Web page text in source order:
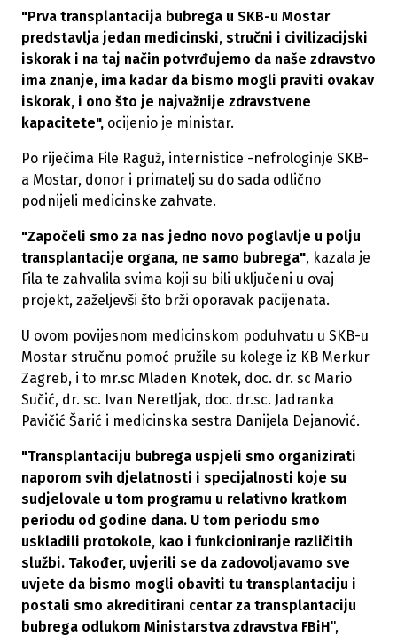
"Prva transplantacija bubrega u SKB-u Mostar
predstavlja jedan medicinski, stručni i civilizacijski
iskorak i na taj način potvrđujemo da naše zdravstvo
ima znanje, ima kadar da bismo mogli praviti ovakav
iskorak, i ono što je najvažnije zdravstvene
kapacitete", ocijenio je ministar.
Po riječima File Raguž, internistice -nefrologinje SKB-
a Mostar, donor i primatelj su do sada odlično
podnijeli medicinske zahvate.
"Započeli smo za nas jedno novo poglavlje u polju
transplantacije organa, ne samo bubrega", kazala je
Fila te zahvalila svima koji su bili uključeni u ovaj
projekt, zaželjevši što brži oporavak pacijenata.
U ovom povijesnom medicinskom poduhvatu u SKB-u
Mostar stručnu pomoć pružile su kolege iz KB Merkur
Zagreb, i to mr.sc Mladen Knotek, doc. dr. sc Mario
Sučić, dr. sc. Ivan Neretljak, doc. dr.sc. Jadranka
Pavičić Šarić i medicinska sestra Danijela Dejanović.
"Transplantaciju bubrega uspjeli smo organizirati
naporom svih djelatnosti i specijalnosti koje su
sudjelovale u tom programu u relativno kratkom
periodu od godine dana. U tom periodu smo
uskladili protokole, kao i funkcioniranje različitih
službi. Također, uvjerili se da zadovoljavamo sve
uvjete da bismo mogli obaviti tu transplantaciju i
postali smo akreditirani centar za transplantaciju
bubrega odlukom Ministarstva zdravstva FBiH",